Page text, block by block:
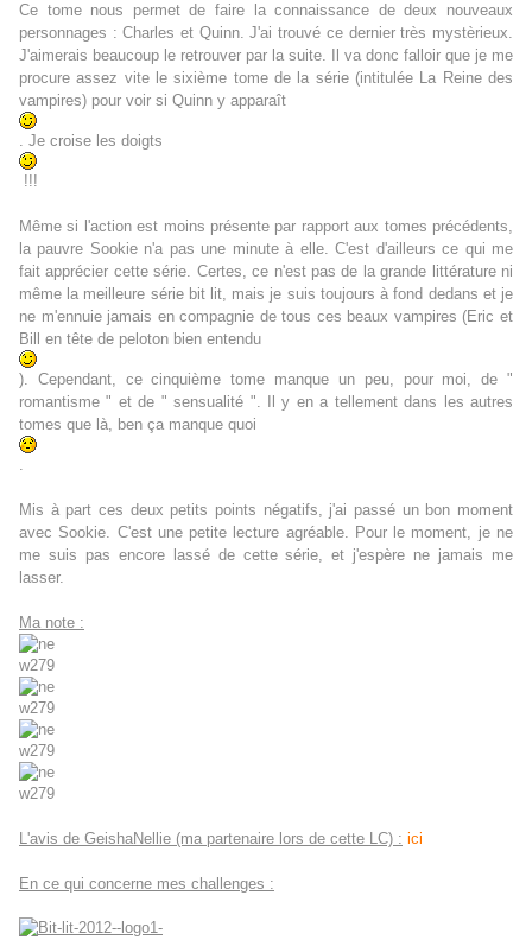
Ce tome nous permet de faire la connaissance de deux nouveaux
personnages : Charles et Quinn. J'ai trouvé ce dernier très mystèrieux.
J'aimerais beaucoup le retrouver par la suite. Il va donc falloir que je me
procure assez vite le sixième tome de la série (intitulée La Reine des
vampires) pour voir si Quinn y apparaît
. Je croise les doigts
!!!
Même si l'action est moins présente par rapport aux tomes précédents,
la pauvre Sookie n'a pas une minute à elle. C'est d'ailleurs ce qui me
fait apprécier cette série. Certes, ce n'est pas de la grande littérature ni
même la meilleure série bit lit, mais je suis toujours à fond dedans et je
ne m'ennuie jamais en compagnie de tous ces beaux vampires (Eric et
Bill en tête de peloton bien entendu
). Cependant, ce cinquième tome manque un peu, pour moi, de "
romantisme " et de " sensualité ". Il y en a tellement dans les autres
tomes que là, ben ça manque quoi
.
Mis à part ces deux petits points négatifs, j'ai passé un bon moment
avec Sookie. C'est une petite lecture agréable. Pour le moment, je ne
me suis pas encore lassé de cette série, et j'espère ne jamais me
lasser.
Ma note :
L'avis de GeishaNellie (ma partenaire lors de cette LC) : ici
En ce qui concerne mes challenges :